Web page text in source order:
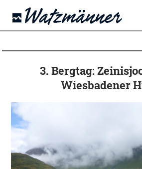
3. Bergtag:
Wiesbadener